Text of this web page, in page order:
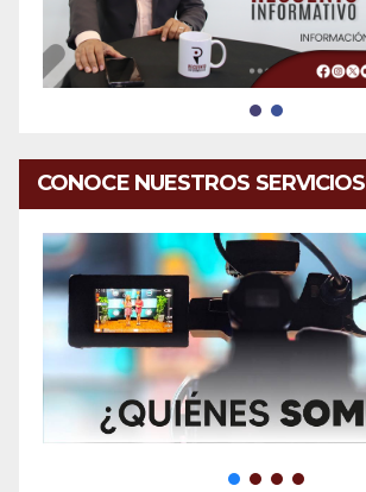
CONOCE NUESTROS SERVICIOS